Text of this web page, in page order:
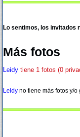
Lo sentimos, los invitados
Más fotos
Leidy tiene 1 fotos (0
Leidy no tiene más fotos y/o